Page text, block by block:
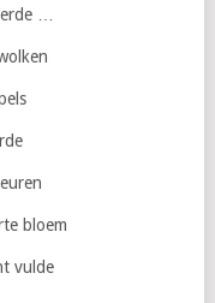
…
bloem
vulde